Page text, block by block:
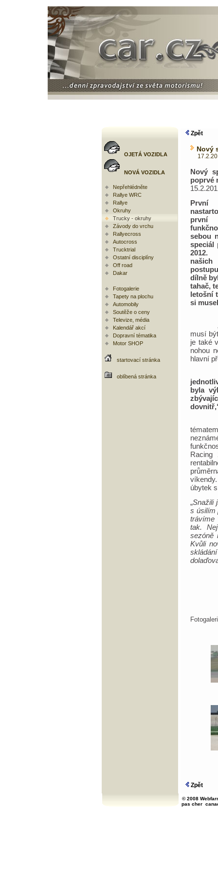
OJETÁ VOZIDLA
NOVÁ VOZIDLA
Nepřehlédněte
Rallye WRC
Rallye
Okruhy
Trucky - okruhy
Závody do vrchu
Rallyecross
Autocross
Trucktrial
Ostatní disciplíny
Off road
Dakar
Fotogalerie
Tapety na plochu
Automobily
Soutěže o ceny
Televize, média
Kalendář akcí
Dopravní tématika
Motor SHOP
startovací stránka
oblíbená stránka
Zpět
Nový
Nový
poprvé
sebou
speciál
2012.
našich
dílně
tahač,
letošní
si
musí
je také
nohou
hlavní
byla
úbytek
„Snažili
s úsilím
trávíme
tak.
sezóně
Kvůli
Zpět
© 2008
pas cher